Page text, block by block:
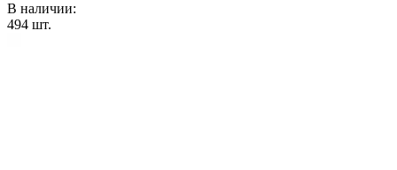
В наличии:
494 шт.